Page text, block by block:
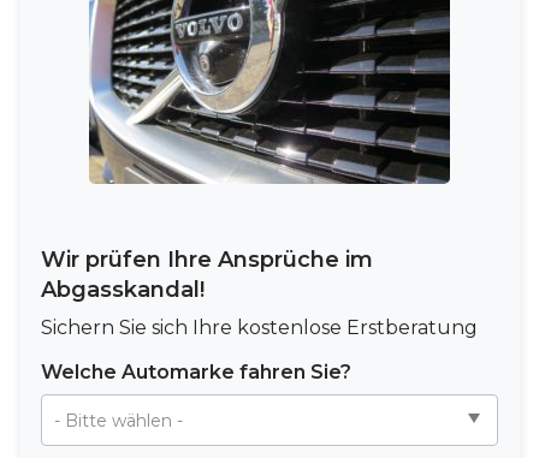
Wir prüfen Ihre Ansprüche im
Abgasskandal!
Sichern Sie sich Ihre kostenlose Erstberatung
Welche Automarke fahren Sie?